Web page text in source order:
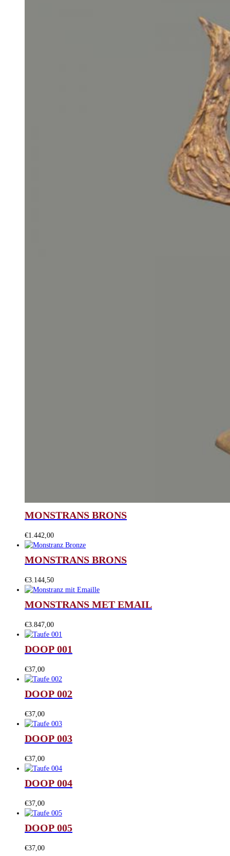
MONSTRANS BRONS
€1.442,00
MONSTRANS BRONS
€3.144,50
MONSTRANS MET EMAIL
€3.847,00
DOOP 001
€37,00
DOOP 002
€37,00
DOOP 003
€37,00
DOOP 004
€37,00
DOOP 005
€37,00